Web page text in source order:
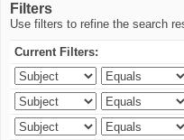
Filters
Use filters to refine the search
Current Filters: